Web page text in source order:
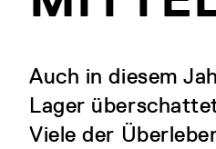
Auch in diesem
Lager
Viele der